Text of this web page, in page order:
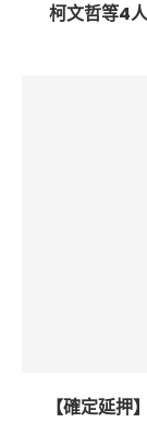
柯文哲等4
【確定延